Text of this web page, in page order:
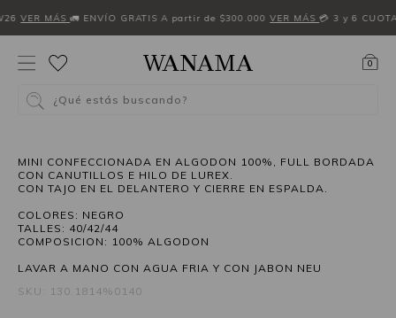
VER MÁS 🚛 ENVÍO GRATIS A partir de $300.000 VER MÁS 💳 3 y 6
0
¿Qué estás buscando?
MINI CONFECCIONADA EN ALGODON 100%, FULL BORDADA
CON CANUTILLOS E HILO DE LUREX.
CON TAJO EN EL DELANTERO Y CIERRE EN ESPALDA.
COLORES: NEGRO
TALLES: 40/42/44
COMPOSICION: 100% ALGODON
LAVAR A MANO CON AGUA FRIA Y CON JABON NEU
SKU: 130.1814%0140